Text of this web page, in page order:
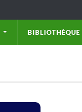
BIBLIOTHÈQUE